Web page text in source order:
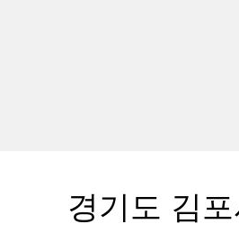
경기도 김